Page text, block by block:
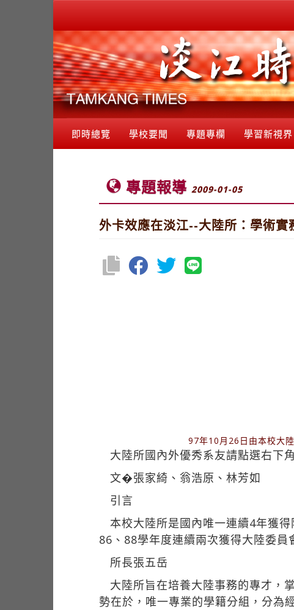
即時總覽 學校要聞 專題專欄 學習新視界
專題報導 2009-01-05
外卡效應在淡江--大陸所：學術
97年10月26日由本校大
大陸所國內外優秀系友請點選右下
文�張家綺、翁浩原、林芳如
引言
本校大陸所是國內唯一連續4年獲
86、88學年度連續兩次獲得大陸委員
所長張五岳
大陸所旨在培養大陸事務的專才，
勢在於，唯一專業的學籍分組，分為